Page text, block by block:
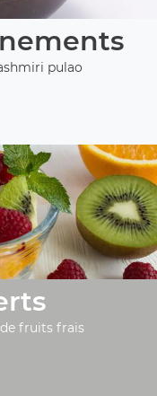
pulao
fruits frais